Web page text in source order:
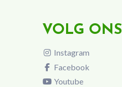
VOLG ONS
Instagram
Facebook
Youtube